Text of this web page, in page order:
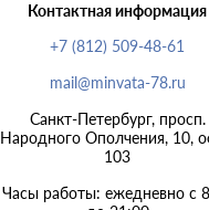
Контактная информация
+7 (812) 509-48-61
mail@minvata-78.ru
Санкт-Петербург, просп.
Народного Ополчения, 10,
103
Часы работы: ежедневно с